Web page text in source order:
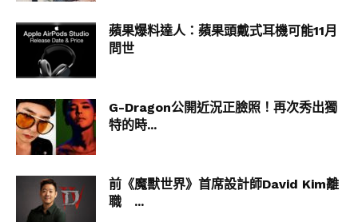
蘋果爆料達人：蘋果頭戴式耳機可能11月
問世
G-Dragon公開近況正臉照！再次秀出獨
特的時...
前《魔獸世界》首席設計師David Kim離
職 ...